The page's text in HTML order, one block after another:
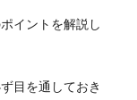
イントを解説し
目を通しておき